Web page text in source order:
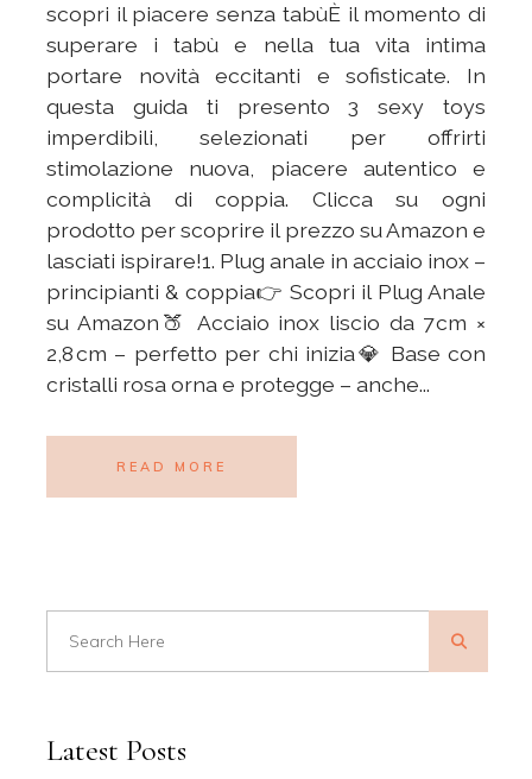
scopri il piacere senza tabùÈ il momento di
superare i tabù e nella tua vita intima
portare novità eccitanti e sofisticate. In
questa guida ti presento 3 sexy toys
imperdibili, selezionati per offrirti
stimolazione nuova, piacere autentico e
complicità di coppia. Clicca su ogni
prodotto per scoprire il prezzo su Amazon e
lasciati ispirare!1. Plug anale in acciaio inox –
principianti & coppia👉 Scopri il Plug Anale
su Amazon🍑 Acciaio inox liscio da 7 cm ×
2,8 cm – perfetto per chi inizia💎 Base con
cristalli rosa orna e protegge – anche...
READ MORE
Latest Posts